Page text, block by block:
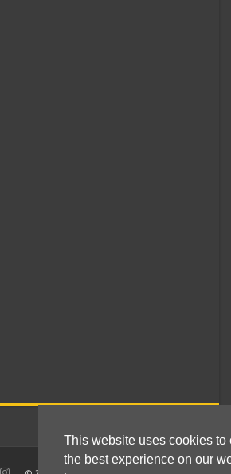
This website uses cookies to
the best experience on our